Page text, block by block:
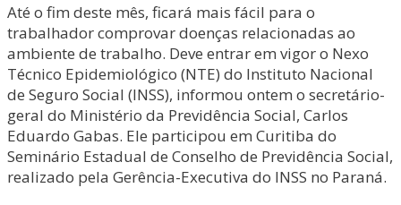
Até o fim deste mês, ficará mais fácil para o
trabalhador comprovar doenças relacionadas ao
ambiente de trabalho. Deve entrar em vigor o Nexo
Técnico Epidemiológico (NTE) do Instituto Nacional
de Seguro Social (INSS), informou ontem o secretário-
geral do Ministério da Previdência Social, Carlos
Eduardo Gabas. Ele participou em Curitiba do
Seminário Estadual de Conselho de Previdência Social,
realizado pela Gerência-Executiva do INSS no Paraná.